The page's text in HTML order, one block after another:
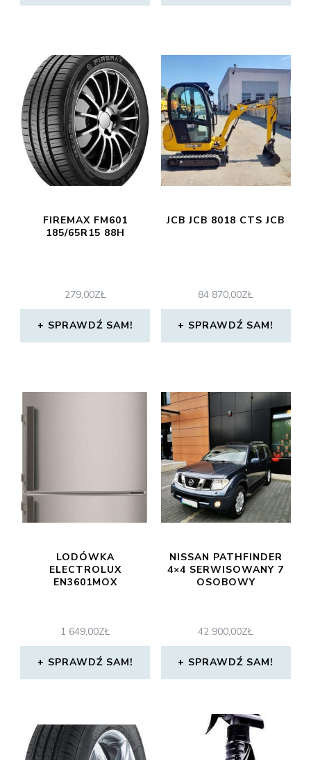
FIREMAX FM601
185/65R15 88H
279,00ZŁ
SPRAWDŹ SAM!
JCB JCB 8018 CTS JCB
84 870,00ZŁ
SPRAWDŹ SAM!
LODÓWKA
ELECTROLUX
EN3601MOX
1 649,00ZŁ
SPRAWDŹ SAM!
NISSAN PATHFINDER
4×4 SERWISOWANY 7
OSOBOWY
42 900,00ZŁ
SPRAWDŹ SAM!